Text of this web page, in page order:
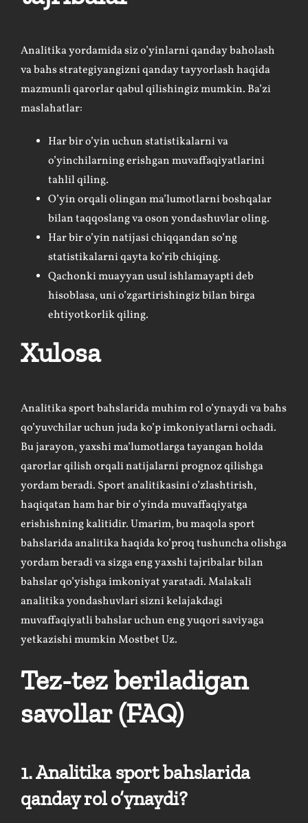
Analitika yordamida siz o’yinlarni qanday baholash
va bahs strategiyangizni qanday tayyorlash haqida
mazmunli qarorlar qabul qilishingiz mumkin. Ba’zi
maslahatlar:
Har bir o’yin uchun statistikalarni va
o’yinchilarning erishgan muvaffaqiyatlarini
tahlil qiling.
O’yin orqali olingan ma’lumotlarni boshqalar
bilan taqqoslang va oson yondashuvlar oling.
Har bir o’yin natijasi chiqqandan so’ng
statistikalarni qayta ko’rib chiqing.
Qachonki muayyan usul ishlamayapti deb
hisoblasa, uni o’zgartirishingiz bilan birga
ehtiyotkorlik qiling.
Xulosa
Analitika sport bahslarida muhim rol o’ynaydi va bahs
qo’yuvchilar uchun juda ko’p imkoniyatlarni ochadi.
Bu jarayon, yaxshi ma’lumotlarga tayangan holda
qarorlar qilish orqali natijalarni prognoz qilishga
yordam beradi. Sport analitikasini o’zlashtirish,
haqiqatan ham har bir o’yinda muvaffaqiyatga
erishishning kalitidir. Umarim, bu maqola sport
bahslarida analitika haqida ko’proq tushuncha olishga
yordam beradi va sizga eng yaxshi tajribalar bilan
bahslar qo’yishga imkoniyat yaratadi. Malakali
analitika yondashuvlari sizni kelajakdagi
muvaffaqiyatli bahslar uchun eng yuqori saviyaga
yetkazishi mumkinMostbet Uz.
Tez-tez beriladigan
savollar (FAQ)
1. Analitika sport bahslarida
qanday rol o’ynaydi?